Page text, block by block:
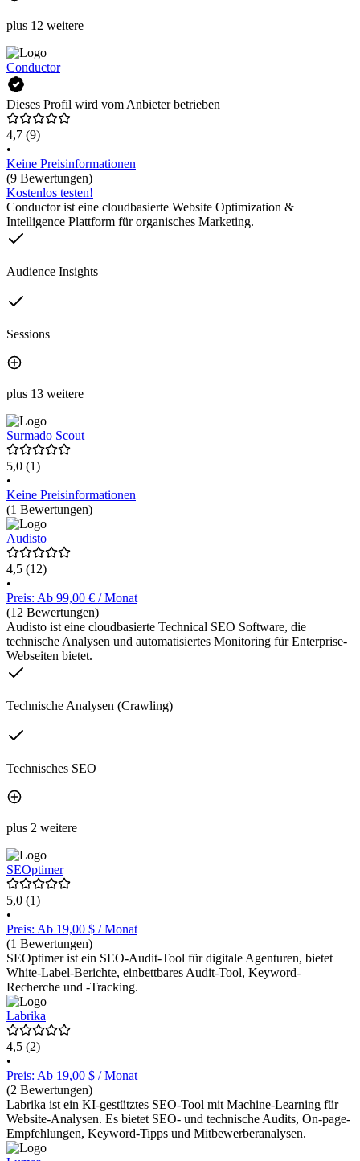
plus 12 weitere
Conductor
Dieses Profil wird vom Anbieter betrieben
4,7 (9)
•
Keine Preisinformationen
(9 Bewertungen)
Kostenlos testen!
Conductor ist eine cloudbasierte Website Optimization &
Intelligence Plattform für organisches Marketing.
Audience Insights
Sessions
plus 13 weitere
Surmado Scout
5,0 (1)
•
Keine Preisinformationen
(1 Bewertungen)
Audisto
4,5 (12)
•
Preis: Ab 99,00 € / Monat
(12 Bewertungen)
Audisto ist eine cloudbasierte Technical SEO Software, die
technische Analysen und automatisiertes Monitoring für Enterprise-
Webseiten bietet.
Technische Analysen (Crawling)
Technisches SEO
plus 2 weitere
SEOptimer
5,0 (1)
•
Preis: Ab 19,00 $ / Monat
(1 Bewertungen)
SEOptimer ist ein SEO-Audit-Tool für digitale Agenturen, bietet
White-Label-Berichte, einbettbares Audit-Tool, Keyword-
Recherche und -Tracking.
Labrika
4,5 (2)
•
Preis: Ab 19,00 $ / Monat
(2 Bewertungen)
Labrika ist ein KI-gestütztes SEO-Tool mit Machine-Learning für
Website-Analysen. Es bietet SEO- und technische Audits, On-page-
Empfehlungen, Keyword-Tipps und Mitbewerberanalysen.